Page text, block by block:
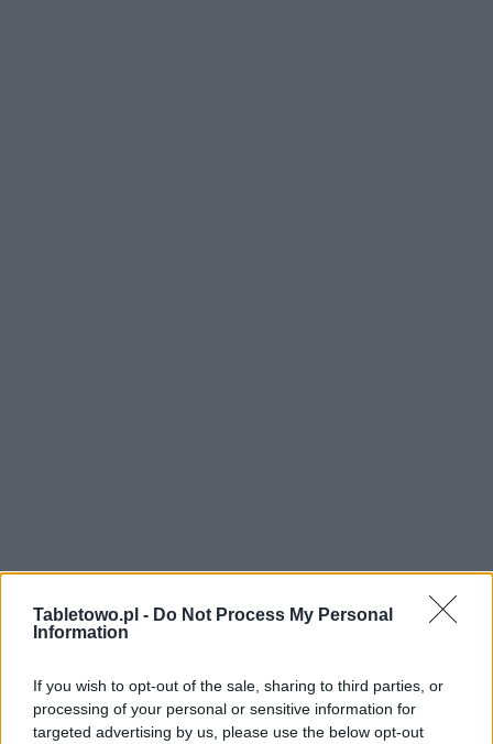
Tabletowo.pl - Do Not Process My Personal
Information
If you wish to opt-out of the sale, sharing to third parties, or
processing of your personal or sensitive information for
targeted advertising by us, please use the below opt-out